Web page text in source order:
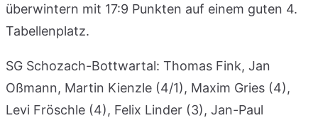
überwintern mit 17:9 Punkten auf einem guten 4.
Tabellenplatz.
SG Schozach-Bottwartal: Thomas Fink, Jan
Oßmann, Martin Kienzle (4/1), Maxim Gries (4),
Levi Fröschle (4), Felix Linder (3), Jan-Paul